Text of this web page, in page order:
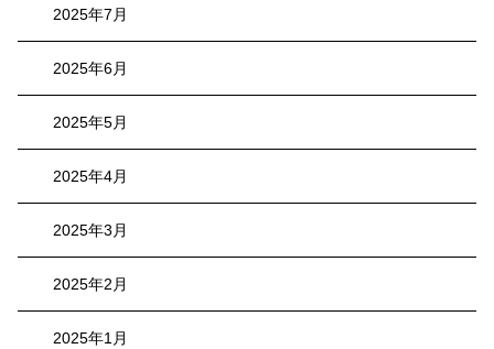
2025年7月
2025年6月
2025年5月
2025年4月
2025年3月
2025年2月
2025年1月